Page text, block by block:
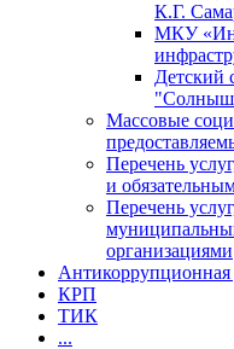
К.Г.
МКУ
Детский
Массовые
Перечень
и
Перечень
организациями
Антикоррупционная
КРП
ТИК
...